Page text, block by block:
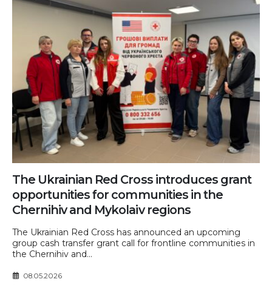
The Ukrainian Red Cross introduces grant
opportunities for communities in the
Chernihiv and Mykolaiv regions
The Ukrainian Red Cross has announced an upcoming
group cash transfer grant call for frontline communities in
the Chernihiv and...
08.05.2026